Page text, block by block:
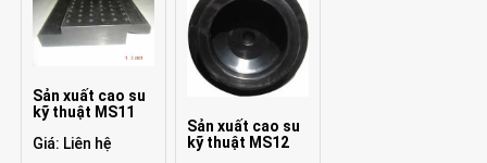
Sản xuất cao su
kỹ thuật MS11
Giá: Liên hệ
Sản xuất cao su
kỹ thuật MS12